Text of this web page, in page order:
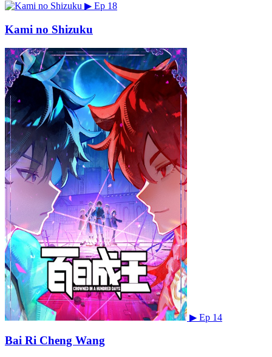
▶ Ep 18
Kami no Shizuku
▶ Ep 14
Bai Ri Cheng Wang